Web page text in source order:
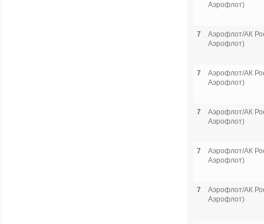
Аэрофлот)
7
Аэрофлот/АК
Аэрофлот)
7
Аэрофлот/АК
Аэрофлот)
7
Аэрофлот/АК
Аэрофлот)
7
Аэрофлот/АК
Аэрофлот)
7
Аэрофлот/АК
Аэрофлот)